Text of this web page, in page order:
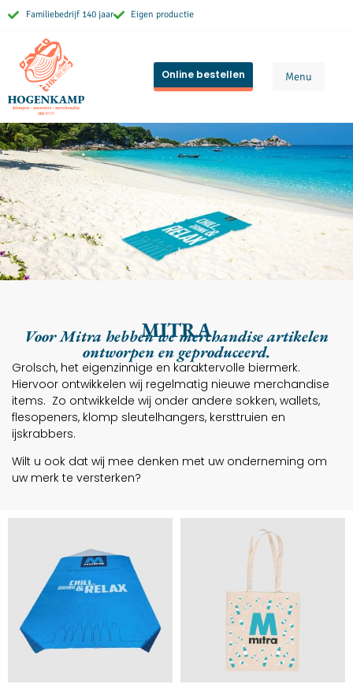
Familiebedrijf 140 jaar Eigen productie
Online bestellen Menu
MITRA
Voor Mitra hebben we merchandise artikelen
ontworpen en geproduceerd.
Grolsch, het eigenzinnige en karaktervolle biermerk.
Hiervoor ontwikkelen wij regelmatig nieuwe merchandise
items. Zo ontwikkelde wij onder andere sokken, wallets,
flesopeners, klomp sleutelhangers, kersttruien en
ijskrabbers.
Wilt u ook dat wij mee denken met uw onderneming om
uw merk te versterken?